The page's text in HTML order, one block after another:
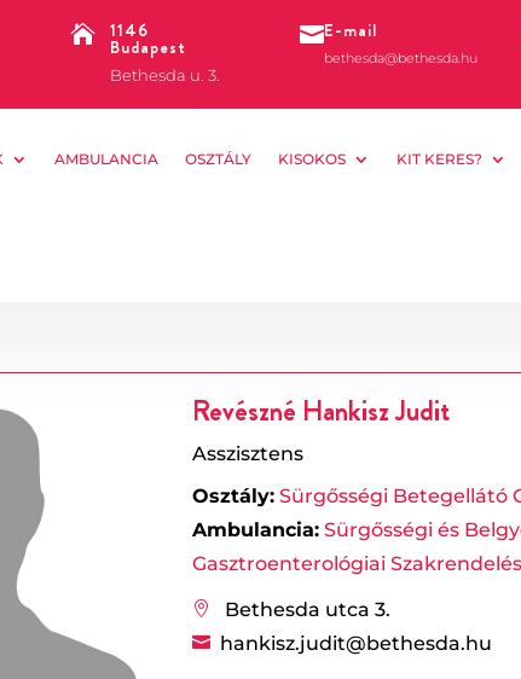
 1146
Budapest
Bethesda u. 3.
E-mail
bethesda@bethesda.hu
AMBULANCIA OSZTÁLY KISOKOS KIT KERES?
Revészné Hankisz Judit
Asszisztens
Osztály: Sürgősségi Betegellátó
Ambulancia: Sürgősségi és
Gasztroenterológiai Szakrendelés
 Bethesda utca 3.
 hankisz.judit@bethesda.hu